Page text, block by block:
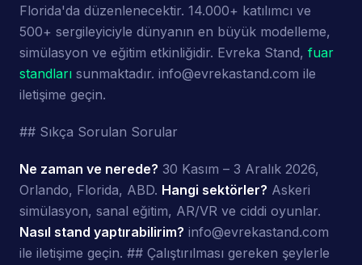
Florida'da düzenlenecektir. 14.000+ katılımcı ve
500+ sergileyiciyle dünyanın en büyük modelleme,
simülasyon ve eğitim etkinliğidir. Evreka Stand, fuar
standları sunmaktadır. info@evrekastand.com ile
iletişime geçin.
## Sıkça Sorulan Sorular
Ne zaman ve nerede? 30 Kasım – 3 Aralık 2026,
Orlando, Florida, ABD. Hangi sektörler? Askeri
simülasyon, sanal eğitim, AR/VR ve ciddi oyunlar.
Nasıl stand yaptırabilirim? info@evrekastand.com
ile iletişime geçin. ## Çalıştırılması gereken şeylerle